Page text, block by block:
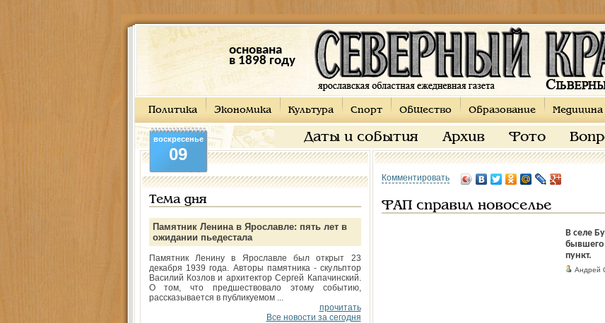
основана
в 1898 году
Политика Экономика Культура Спорт Общество Образование Медицина
Даты и события Архив Фото
воскресенье
09
Тема дня
Памятник Ленина в Ярославле: пять лет в
ожидании пьедестала
Памятник Ленину в Ярославле был открыт 23
декабря 1939 года. Авторы памятника - скульптор
Василий Козлов и архитектор Сергей Капачинский.
О том, что предшествовало этому событию,
рассказывается в публикуемом ...
прочитать
Все новости за сегодня
Комментировать
ФАП справил новоселье
В селе
бывшего
пункт.
Андрей